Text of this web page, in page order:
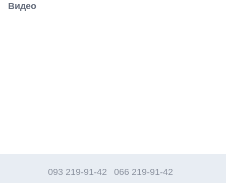
Видео
093 219-91-42 066 219-91-42